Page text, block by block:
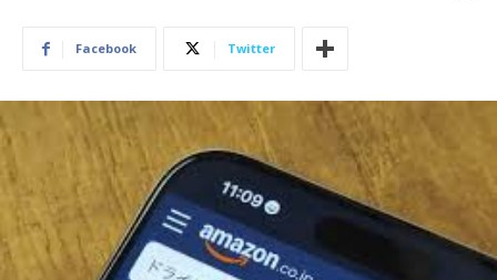
Facebook Twitter